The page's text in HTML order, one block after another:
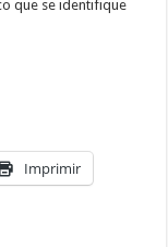
que se identifique
Imprimir